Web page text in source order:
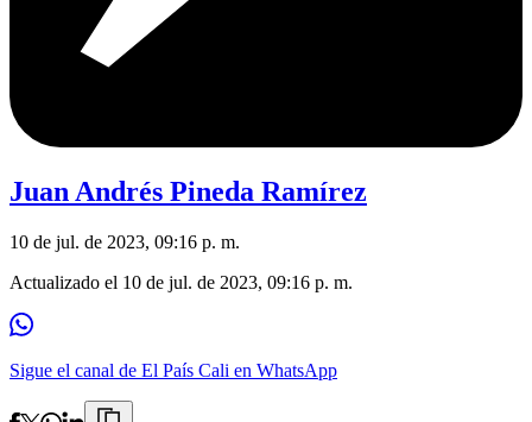
Juan Andrés Pineda Ramírez
10 de jul. de 2023, 09:16 p. m.
Actualizado el 10 de jul. de 2023, 09:16 p. m.
Sigue el canal de El País Cali en WhatsApp